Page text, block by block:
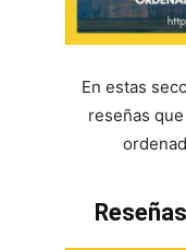
En estas
reseñas